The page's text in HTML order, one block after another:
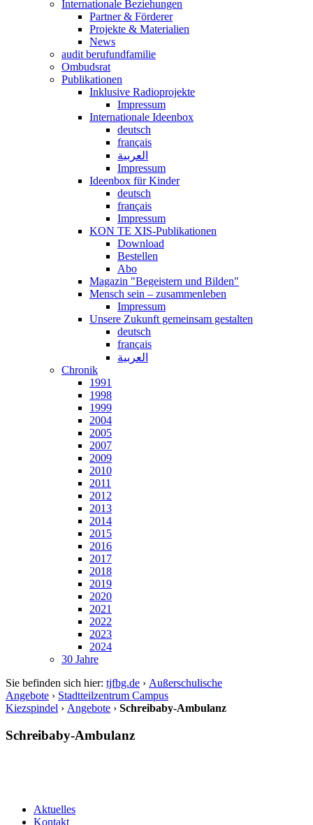
Internationale Beziehungen
Partner & Förderer
Projekte & Materialien
News
audit berufundfamilie
Ombudsrat
Publikationen
Inklusive Radioprojekte
Impressum
Internationale Ideenbox
deutsch
français
العربية
Impressum
Ideenbox für Kinder
deutsch
français
Impressum
KON TE XIS-Publikationen
Download
Bestellen
Abo
Magazin "Begeistern und Bilden"
Mensch sein – zusammenleben
Impressum
Unsere Zukunft gemeinsam gestalten
deutsch
français
العربية
Chronik
1991
1998
1999
2004
2005
2007
2009
2010
2011
2012
2013
2014
2015
2016
2017
2018
2019
2020
2021
2022
2023
2024
30 Jahre
Sie befinden sich hier: tjfbg.de › Außerschulische
Angebote › Stadtteilzentrum Campus
Kiezspindel › Angebote › Schreibaby-Ambulanz
Schreibaby-Ambulanz
Aktuelles
Kontakt